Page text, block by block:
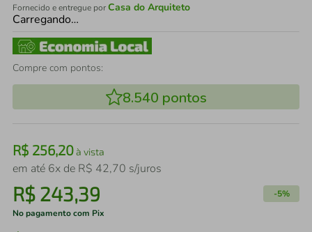
Fornecido e entregue porCasa do Arquiteto
Carregando…
Compre com pontos:
8.540 pontos
R$ 256,20à vista
em até 6x de R$ 42,70 s/juros
R$ 243,39 -5%
No pagamento com Pix